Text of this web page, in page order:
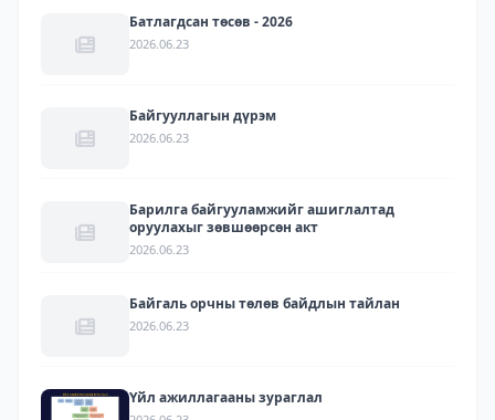
Батлагдсан төсөв - 2026
2026.06.23
Байгууллагын дүрэм
2026.06.23
Барилга байгууламжийг ашиглалтад
оруулахыг зөвшөөрсөн акт
2026.06.23
Байгаль орчны төлөв байдлын тайлан
2026.06.23
Үйл ажиллагааны зураглал